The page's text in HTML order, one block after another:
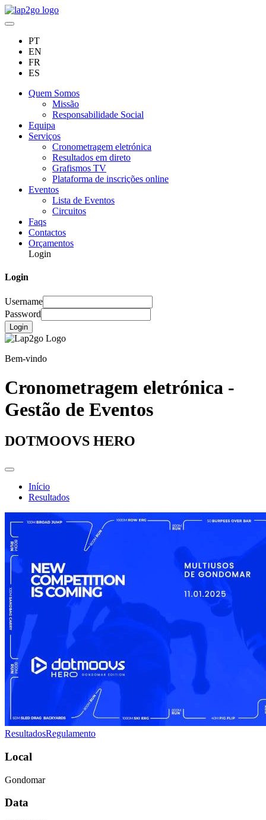
PT
EN
FR
ES
Quem Somos
Missão
Responsabilidade Social
Equipa
Serviços
Cronometragem eletrónica
Resultados em direto
Grafismos TV
Plataforma de inscrições online
Eventos
Lista de Eventos
Circuitos
Faqs
Contactos
Orçamentos
Login
Login
Username
Password
Login
Bem-vindo
Cronometragem eletrónica -
Gestão de Eventos
DOTMOOVS HERO
Início
Resultados
ResultadosRegulamento
Local
Gondomar
Data